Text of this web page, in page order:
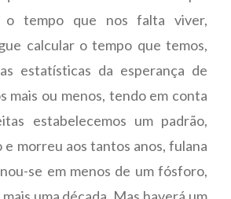
o tempo que nos falta viver,
calcular o tempo que temos,
estatísticas da esperança de
mais ou menos, tendo em conta
estabelecemos um padrão,
morreu aos tantos anos, fulana
se em menos de um fósforo,